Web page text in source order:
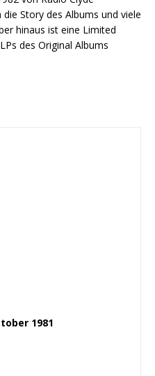
Story des Albums und viele
hinaus ist eine Limited
des Original Albums
1981